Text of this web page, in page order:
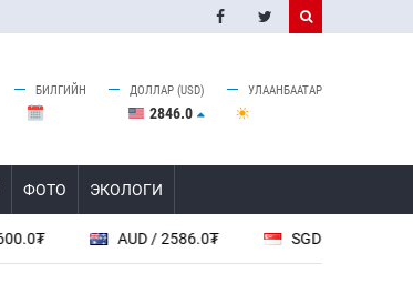
БИЛГИЙН ДОЛЛАР (USD)
2846.0
УЛААНБААТАР
ФОТО ЭКОЛОГИ
AUD / 2586.0₮ SGD / 2846.0₮